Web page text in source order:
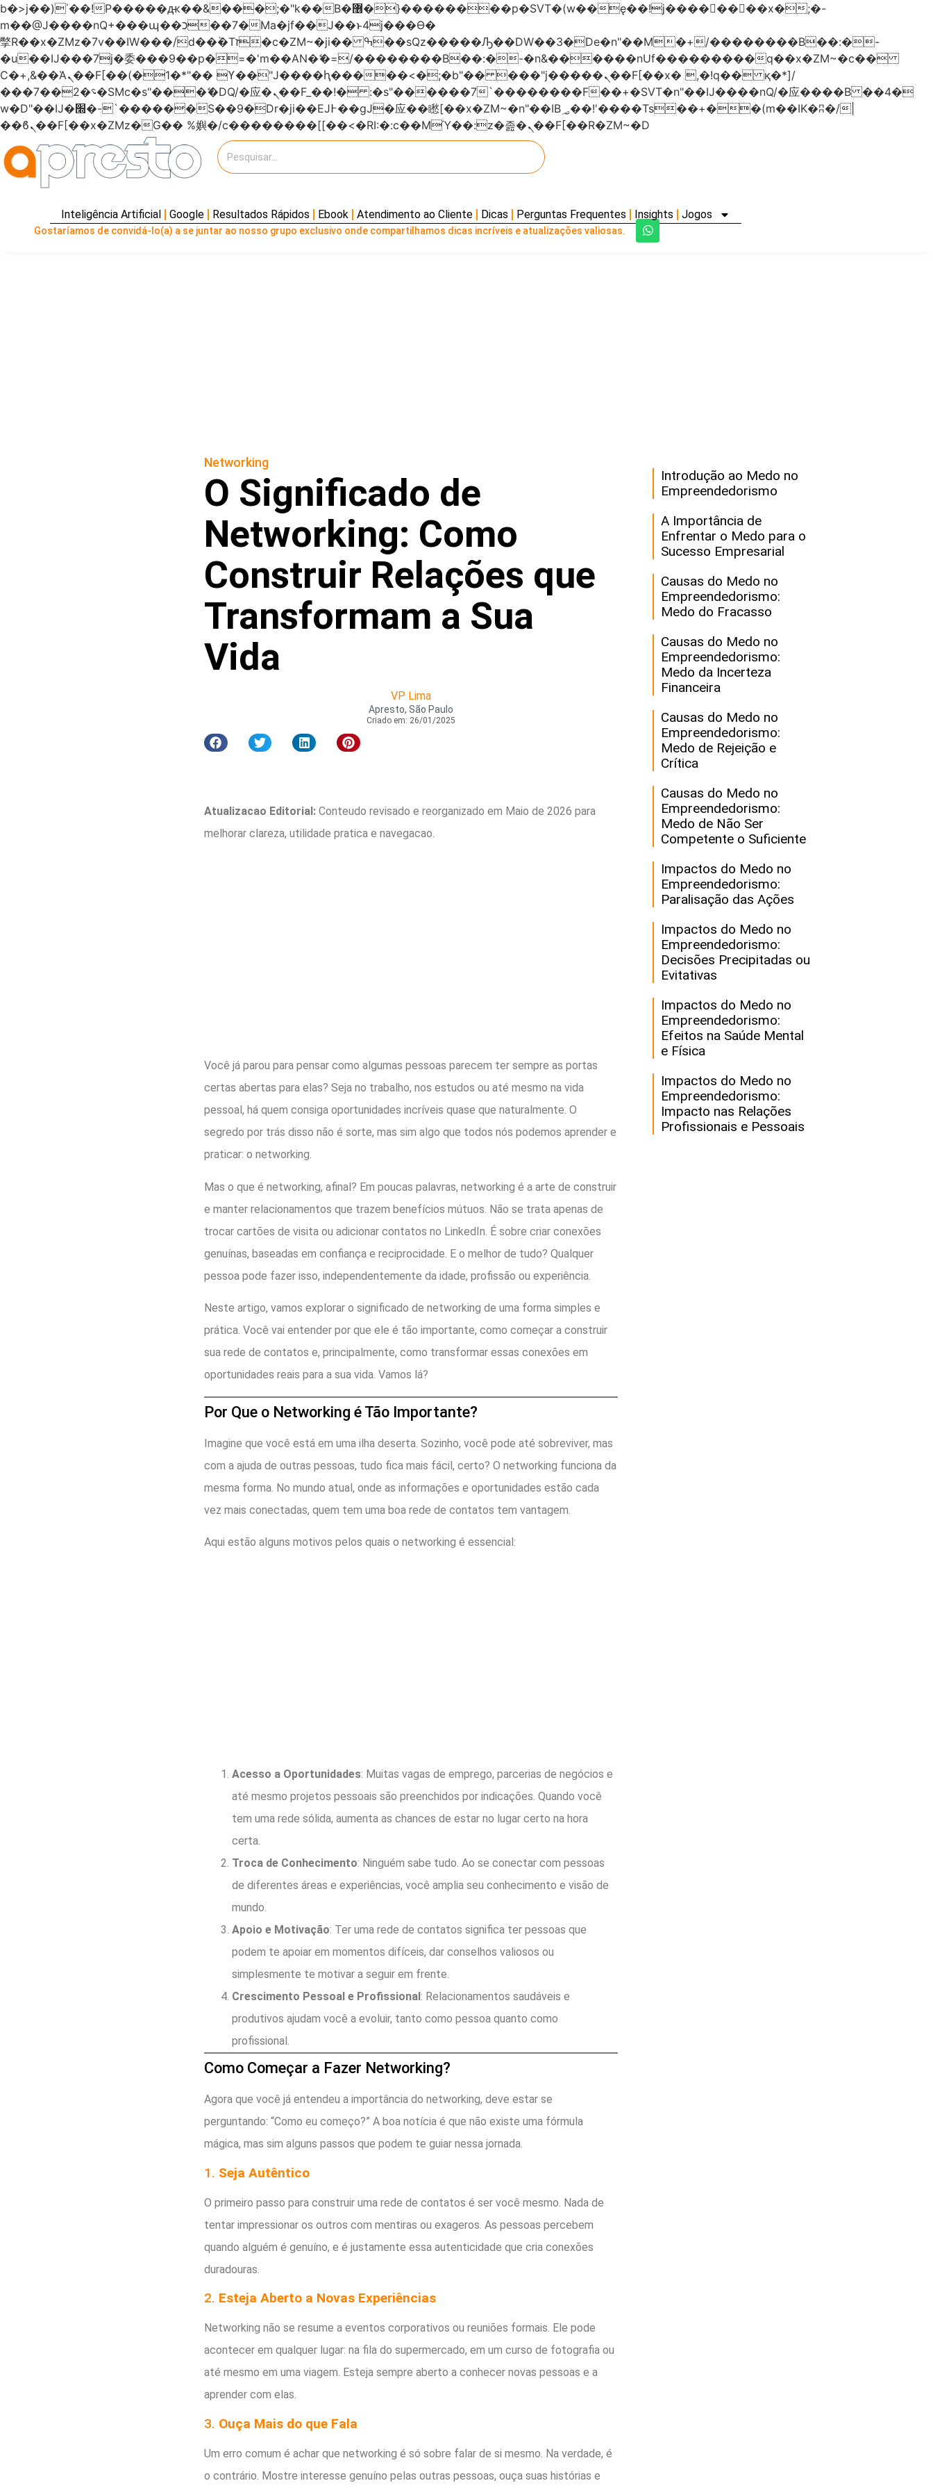
b�>j��)΄��!P�����ԫ��&���;�"k��B�޶�}��������p�SVT�(w��ę��!j��������x�;�-
m��@J����nQ+���պ��כ��7�Ma�jf��J��ͱ4j���Ѳ�
撆R��x�ZMz�7v��IW���/d��ٞ�Тז�c�ZM~�ji�� ߒ��sQz�����Ԡ��DW��3�De�n"��M�+/��������B��:�-
�u��IJ���7j�委���9��p�=�'m��AN�ޭ�=/��������B��:�-�n&������nUf���������q��x�ZM~�c��
Ϲ�+,&��Ὰܢ��F[��(�1�*"�� ϒ��"J����ԧ�����<�;�b"�� ���"j�����ܢ��F[��x� ,�!q�� қ�*]/
���؝�2��7�SMc�s"���ޭ�DQ/�应�ܢ��F_��!� :�s"������7`��������F��+�SVT�n"��IJ����nQ/�应����B ��4�
w�D"��IJ�׭�-`������S��9�Dr�ji��EJ߅��gJ�应��矁[��x�ZM~�n"��IB؃��!'����Тѕ��+��(m��IK�ʭ�/|
��ϐܢ��F[��x�ZMz�G�� %嬩�/c��������[[��<�RI:�:c��MΎ��:z�졾�ܢ��F[��R�ZM~�D
Inteligência Artificial Google Resultados Rápidos Ebook Atendimento ao Cliente Dicas Perguntas Frequentes Insights Jogos
Gostaríamos de convidá-lo(a) a se juntar ao nosso grupo exclusivo onde compartilhamos dicas incríveis e atualizações valiosas.
Networking
O Significado de
Networking: Como
Construir Relações que
Transformam a Sua
Vida
VP Lima
Apresto, São Paulo
Criado em: 26/01/2025
Atualizacao Editorial:Conteudo revisado e reorganizado em Maio de 2026 para
melhorar clareza, utilidade pratica e navegacao.
Você já parou para pensar como algumas pessoas parecem ter sempre as portas
certas abertas para elas? Seja no trabalho, nos estudos ou até mesmo na vida
pessoal, há quem consiga oportunidades incríveis quase que naturalmente. O
segredo por trás disso não é sorte, mas sim algo que todos nós podemos aprender e
praticar: o networking.
Mas o que é networking, afinal? Em poucas palavras, networking é a arte de construir
e manter relacionamentos que trazem benefícios mútuos. Não se trata apenas de
trocar cartões de visita ou adicionar contatos no LinkedIn. É sobre criar conexões
genuínas, baseadas em confiança e reciprocidade. E o melhor de tudo? Qualquer
pessoa pode fazer isso, independentemente da idade, profissão ou experiência.
Neste artigo, vamos explorar o significado de networking de uma forma simples e
prática. Você vai entender por que ele é tão importante, como começar a construir
sua rede de contatos e, principalmente, como transformar essas conexões em
oportunidades reais para a sua vida. Vamos lá?
Por Que o Networking é Tão Importante?
Imagine que você está em uma ilha deserta. Sozinho, você pode até sobreviver, mas
com a ajuda de outras pessoas, tudo fica mais fácil, certo? O networking funciona da
mesma forma. No mundo atual, onde as informações e oportunidades estão cada
vez mais conectadas, quem tem uma boa rede de contatos tem vantagem.
Aqui estão alguns motivos pelos quais o networking é essencial:
Acesso a Oportunidades: Muitas vagas de emprego, parcerias de negócios e
até mesmo projetos pessoais são preenchidos por indicações. Quando você
tem uma rede sólida, aumenta as chances de estar no lugar certo na hora
certa.
Troca de Conhecimento: Ninguém sabe tudo. Ao se conectar com pessoas
de diferentes áreas e experiências, você amplia seu conhecimento e visão de
mundo.
Apoio e Motivação: Ter uma rede de contatos significa ter pessoas que
podem te apoiar em momentos difíceis, dar conselhos valiosos ou
simplesmente te motivar a seguir em frente.
Crescimento Pessoal e Profissional : Relacionamentos saudáveis e
produtivos ajudam você a evoluir, tanto como pessoa quanto como
profissional.
Como Começar a Fazer Networking?
Agora que você já entendeu a importância do networking, deve estar se
perguntando: “Como eu começo?” A boa notícia é que não existe uma fórmula
mágica, mas sim alguns passos que podem te guiar nessa jornada.
1. Seja Autêntico
O primeiro passo para construir uma rede de contatos é ser você mesmo. Nada de
tentar impressionar os outros com mentiras ou exageros. As pessoas percebem
quando alguém é genuíno, e é justamente essa autenticidade que cria conexões
duradouras.
2. Esteja Aberto a Novas Experiências
Networking não se resume a eventos corporativos ou reuniões formais. Ele pode
acontecer em qualquer lugar: na fila do supermercado, em um curso de fotografia ou
até mesmo em uma viagem. Esteja sempre aberto a conhecer novas pessoas e a
aprender com elas.
3. Ouça Mais do que Fala
Um erro comum é achar que networking é só sobre falar de si mesmo. Na verdade, é
o contrário. Mostre interesse genuíno pelas outras pessoas, ouça suas histórias e
Introdução ao Medo no
Empreendedorismo
A Importância de
Enfrentar o Medo para o
Sucesso Empresarial
Causas do Medo no
Empreendedorismo:
Medo do Fracasso
Causas do Medo no
Empreendedorismo:
Medo da Incerteza
Financeira
Causas do Medo no
Empreendedorismo:
Medo de Rejeição e
Crítica
Causas do Medo no
Empreendedorismo:
Medo de Não Ser
Competente o Suficiente
Impactos do Medo no
Empreendedorismo:
Paralisação das Ações
Impactos do Medo no
Empreendedorismo:
Decisões Precipitadas ou
Evitativas
Impactos do Medo no
Empreendedorismo:
Efeitos na Saúde Mental
e Física
Impactos do Medo no
Empreendedorismo:
Impacto nas Relações
Profissionais e Pessoais